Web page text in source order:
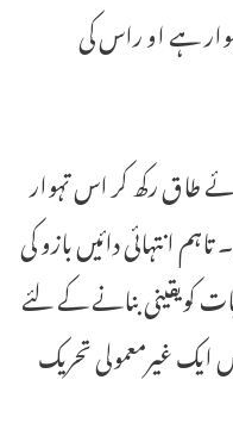
ہے او راس کی
طاق رکھ کر اس تہوار
انتہائی دائیں بازو کی
کویقینی بنانے کے لئے
غیرمعمولی تحریک